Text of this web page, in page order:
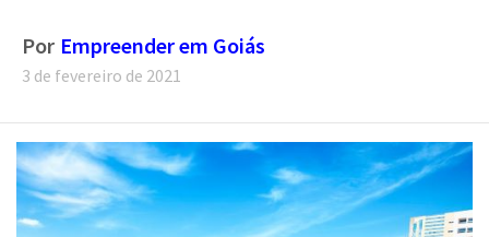
Por Empreender em Goiás
3 de fevereiro de 2021